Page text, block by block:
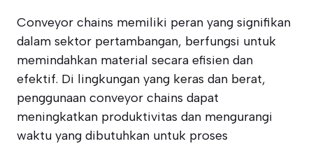
Conveyor chains memiliki peran yang signifikan
dalam sektor pertambangan, berfungsi untuk
memindahkan material secara efisien dan
efektif. Di lingkungan yang keras dan berat,
penggunaan conveyor chains dapat
meningkatkan produktivitas dan mengurangi
waktu yang dibutuhkan untuk proses